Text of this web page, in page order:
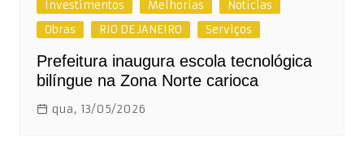
Investimentos Melhorias
Notícias
Obras
RIO DE JANEIRO Serviços
Prefeitura inaugura escola tecnológica
bilíngue na Zona Norte carioca
qua, 13/05/2026